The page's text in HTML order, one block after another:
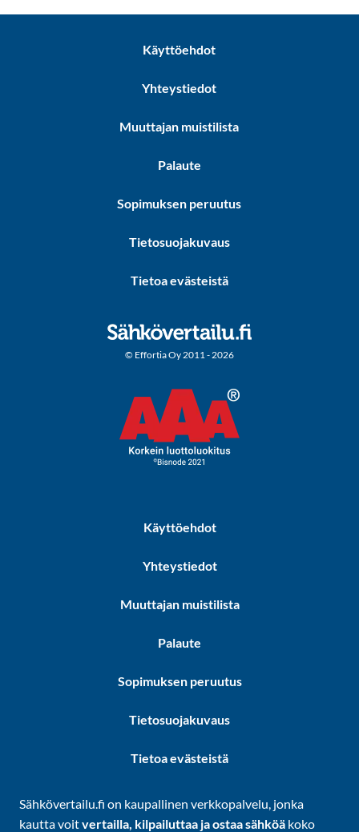
Käyttöehdot
Yhteystiedot
Muuttajan muistilista
Palaute
Sopimuksen peruutus
Tietosuojakuvaus
Tietoa evästeistä
© Effortia Oy 2011 - 2026
Käyttöehdot
Yhteystiedot
Muuttajan muistilista
Palaute
Sopimuksen peruutus
Tietosuojakuvaus
Tietoa evästeistä
Sähkövertailu.fi on kaupallinen verkkopalvelu, jonka
kautta voitvertailla, kilpailuttaa ja ostaa sähköä koko